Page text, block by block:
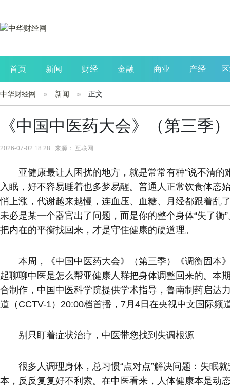
首页 新闻 财经 金融 商业 产经
公司 生活 读书
中华财经网 新闻 正文
《中国中医药大会》（第三季
2026-07-02 18:28 来源： 互联网
亚健康最让人困扰的地方，就是常常有种“说不清
入眠，好不容易睡着也多梦易醒。普通人正常饮食体态
悄上涨，代谢越来越慢，连血压、血糖、月经都跟着乱
未必是某一个器官出了问题，而是你的整个身体“失了
把内在的平衡找回来，才是守住健康的硬道理。
本周，《中国中医药大会》（第三季）《调衡固本
起聊聊中医是怎么帮亚健康人群把身体调整回来的。本
合制作，中国中医科学院提供学术指导，鲁南制药启达
道（CCTV-1）20:00档首播，7月4日在央视中文国际频
别只盯着症状治疗，中医带您找到失调根源
很多人调理身体，总习惯“点对点”解决问题：失眠
本，反反复复好不利索。在中医看来，人体健康本是动